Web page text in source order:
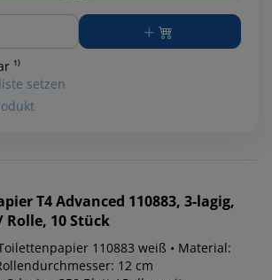
¹⁾
setzen
T4 Advanced 110883, 3-lagig,
10 Stück
110883 weiß • Material:
12 cm